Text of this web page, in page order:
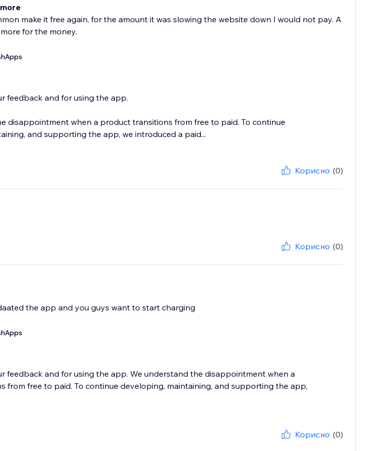
make it free again, for the amount it was slowing the website down I would not pay. A
for the money.
feedback and for using the app.
disappointment when a product transitions from free to paid. To continue
and supporting the app, we introduced a paid...
Корисно (0)
Корисно (0)
the app and you guys want to start charging
feedback and for using the app. We understand the disappointment when a
from free to paid. To continue developing, maintaining, and supporting the app,
Корисно (0)